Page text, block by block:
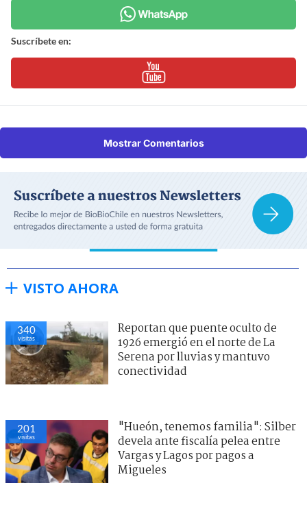
Suscríbete en:
Mostrar Comentarios
VISTO AHORA
340
visitas
Reportan que puente oculto de
1926 emergió en el norte de La
Serena por lluvias y mantuvo
conectividad
201
visitas
"Hueón, tenemos familia": Silber
devela ante fiscalía pelea entre
Vargas y Lagos por pagos a
Migueles